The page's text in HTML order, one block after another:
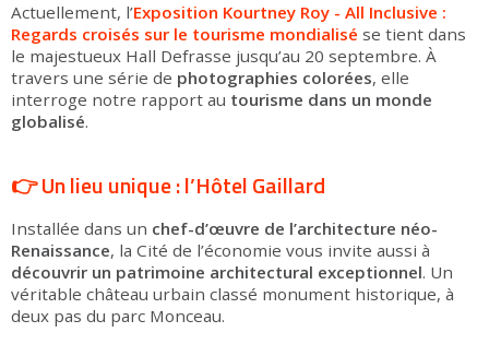
Actuellement, l’Exposition Kourtney Roy - All Inclusive :
Regards croisés sur le tourisme mondialisé se tient dans
le majestueux Hall Defrasse jusqu’au 20 septembre. À
travers une série de photographies colorées, elle
interroge notre rapport au tourisme dans un monde
globalisé.
👉 Un lieu unique : l’Hôtel Gaillard
Installée dans un chef-d’œuvre de l’architecture néo-
Renaissance, la Cité de l’économie vous invite aussi à
découvrir un patrimoine architectural exceptionnel. Un
véritable château urbain classé monument historique, à
deux pas du parc Monceau.